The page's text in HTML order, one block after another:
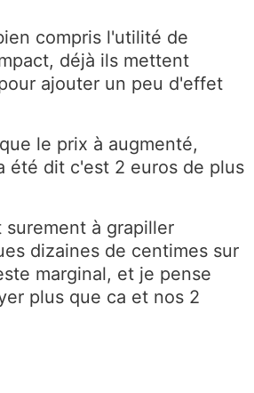
compris l'utilité de
déjà ils mettent
ajouter un peu d'effet
le prix à augmenté,
été dit c'est 2 euros de plus
surement à grapiller
dizaines de centimes sur
marginal, et je pense
plus que ca et nos 2